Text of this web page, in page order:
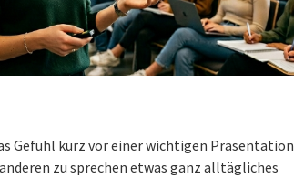
Gefühl kurz vor einer wichtigen Präsentation
zu sprechen etwas ganz alltägliches